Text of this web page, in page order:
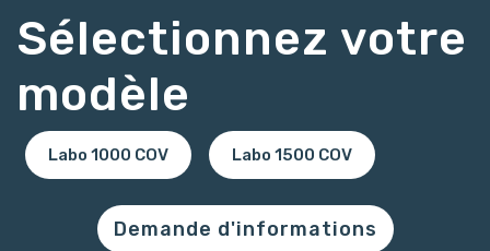
Sélectionnez votre
modèle
Labo 1000 COV Labo 1500 COV
Demande d'informations